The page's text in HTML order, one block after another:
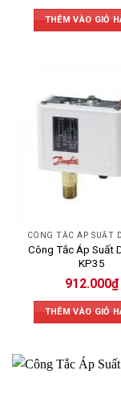
THÊM VÀO GIỎ
CÔNG TẮC ÁP SUẤT
Công Tắc Áp Suất
KP35
912.000₫
THÊM VÀO GIỎ